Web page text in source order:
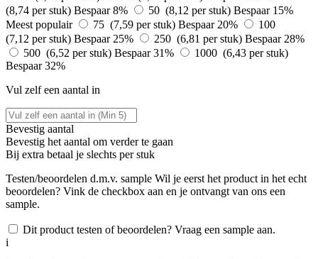
(8,74 per stuk) Bespaar 8% 50 (8,12 per stuk) Bespaar 15%
Meest populair
75 (7,59 per stuk) Bespaar 20%
100
(7,12 per stuk) Bespaar 25% 250 (6,81 per stuk) Bespaar 28%
500 (6,52 per stuk) Bespaar 31%
1000 (6,43 per stuk)
Bespaar 32%
Vul zelf een aantal in
Bevestig aantal
Bevestig het aantal om verder te gaan
Bij extra betaal je slechts per stuk
Testen/beoordelen d.m.v. sample Wil je eerst het product in het echt
beoordelen? Vink de checkbox aan en je ontvangt van ons een
sample.
Dit product testen of beoordelen? Vraag een sample aan.
i